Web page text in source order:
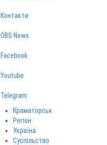
Контакти
OBS News
Facebook
Youtube
Telegram
Краматорськ
Регіон
Україна
Суспільство